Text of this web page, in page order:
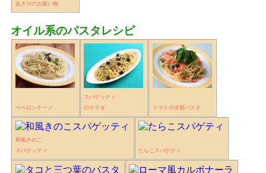
あさりのお吸い物
オイル系のパスタレシピ
ペペロンチーノ
スパゲッティ
のサラダ
トマトの冷製パスタ
和風きのこ
スパゲッティ
たらこスパゲティ